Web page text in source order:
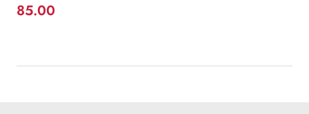
Cena:
85.00